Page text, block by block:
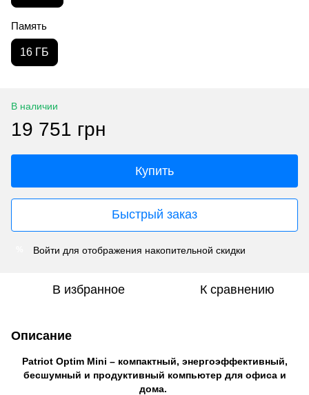
Память
16 ГБ
В наличии
19 751 грн
Купить
Быстрый заказ
Войти для отображения накопительной скидки
В избранное К сравнению
Описание
Patriot Optim Mini – компактный, энергоэффективный,
бесшумный и продуктивный компьютер для офиса и
дома.